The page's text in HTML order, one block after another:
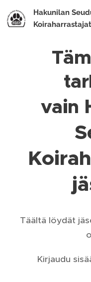
Hakunilan
vain
Täältä löydät
Kirjaudu